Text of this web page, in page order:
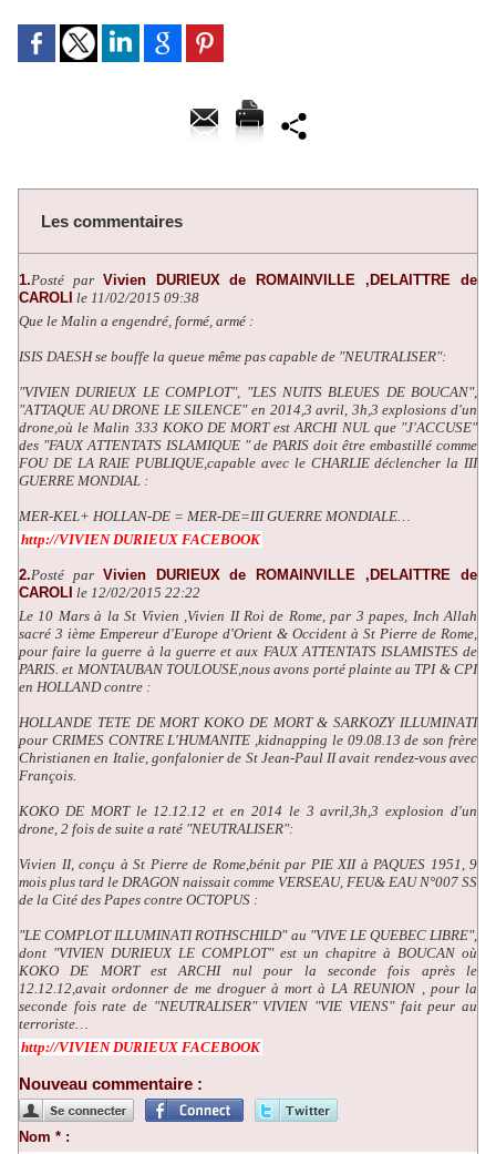
Les commentaires
1.Posté par Vivien DURIEUX de ROMAINVILLE ,DELAITTRE de
CAROLI le 11/02/2015 09:38
Que le Malin a engendré, formé, armé :
ISIS DAESH se bouffe la queue même pas capable de "NEUTRALISER":
"VIVIEN DURIEUX LE COMPLOT", "LES NUITS BLEUES DE BOUCAN",
"ATTAQUE AU DRONE LE SILENCE" en 2014,3 avril, 3h,3 explosions d'un
drone,où le Malin 333 KOKO DE MORT est ARCHI NUL que "J'ACCUSE"
des "FAUX ATTENTATS ISLAMIQUE " de PARIS doit être embastillé comme
FOU DE LA RAIE PUBLIQUE,capable avec le CHARLIE déclencher la III
GUERRE MONDIAL :
MER-KEL+ HOLLAN-DE = MER-DE=III GUERRE MONDIALE…
http://VIVIEN DURIEUX FACEBOOK
2.Posté par Vivien DURIEUX de ROMAINVILLE ,DELAITTRE de
CAROLI le 12/02/2015 22:22
Le 10 Mars à la St Vivien ,Vivien II Roi de Rome, par 3 papes, Inch Allah
sacré 3 ième Empereur d'Europe d'Orient & Occident à St Pierre de Rome,
pour faire la guerre à la guerre et aux FAUX ATTENTATS ISLAMISTES de
PARIS. et MONTAUBAN TOULOUSE,nous avons porté plainte au TPI & CPI
en HOLLAND contre :
HOLLANDE TETE DE MORT KOKO DE MORT & SARKOZY ILLUMINATI
pour CRIMES CONTRE L'HUMANITE ,kidnapping le 09.08.13 de son frère
Christianen en Italie, gonfalonier de St Jean-Paul II avait rendez-vous avec
François.
KOKO DE MORT le 12.12.12 et en 2014 le 3 avril,3h,3 explosion d'un
drone, 2 fois de suite a raté "NEUTRALISER":
Vivien II, conçu à St Pierre de Rome,bénit par PIE XII à PAQUES 1951, 9
mois plus tard le DRAGON naissait comme VERSEAU, FEU& EAU N°007 SS
de la Cité des Papes contre OCTOPUS :
"LE COMPLOT ILLUMINATI ROTHSCHILD" au "VIVE LE QUEBEC LIBRE",
dont "VIVIEN DURIEUX LE COMPLOT" est un chapitre à BOUCAN où
KOKO DE MORT est ARCHI nul pour la seconde fois après le
12.12.12,avait ordonner de me droguer à mort à LA REUNION , pour la
seconde fois rate de "NEUTRALISER" VIVIEN "VIE VIENS" fait peur au
terroriste…
http://VIVIEN DURIEUX FACEBOOK
Nouveau commentaire :
Nom * :